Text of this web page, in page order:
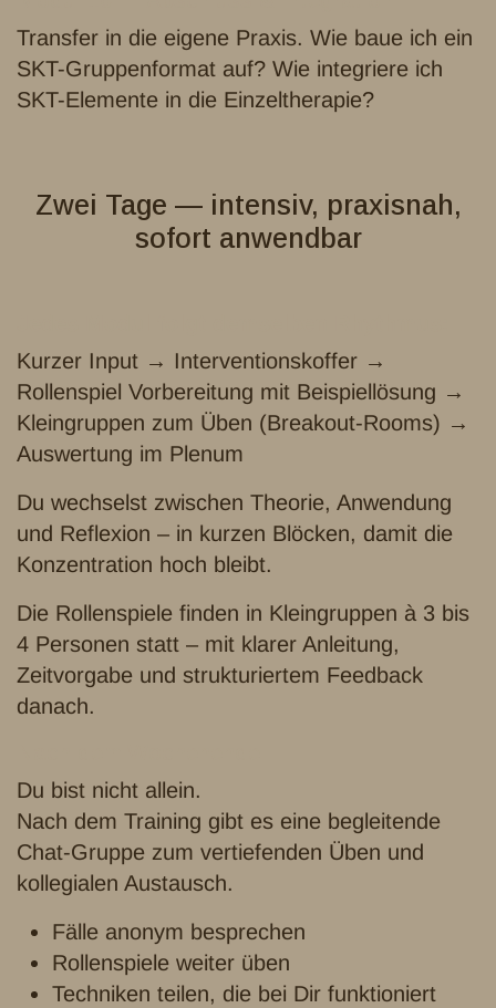
Transfer in die eigene Praxis. Wie baue ich ein
SKT-Gruppenformat auf? Wie integriere ich
SKT-Elemente in die Einzeltherapie?
Zwei Tage — intensiv, praxisnah,
sofort anwendbar
Kurzer Input → Interventionskoffer →
Rollenspiel Vorbereitung mit Beispiellösung →
Kleingruppen zum Üben (Breakout-Rooms) →
Auswertung im Plenum
Du wechselst zwischen Theorie, Anwendung
und Reflexion – in kurzen Blöcken, damit die
Konzentration hoch bleibt.
Die Rollenspiele finden in Kleingruppen à 3 bis
4 Personen statt – mit klarer Anleitung,
Zeitvorgabe und strukturiertem Feedback
danach.
Du bist nicht allein.
Nach dem Training gibt es eine begleitende
Chat-Gruppe zum vertiefenden Üben und
kollegialen Austausch.
Fälle anonym besprechen
Rollenspiele weiter üben
Techniken teilen, die bei Dir funktioniert